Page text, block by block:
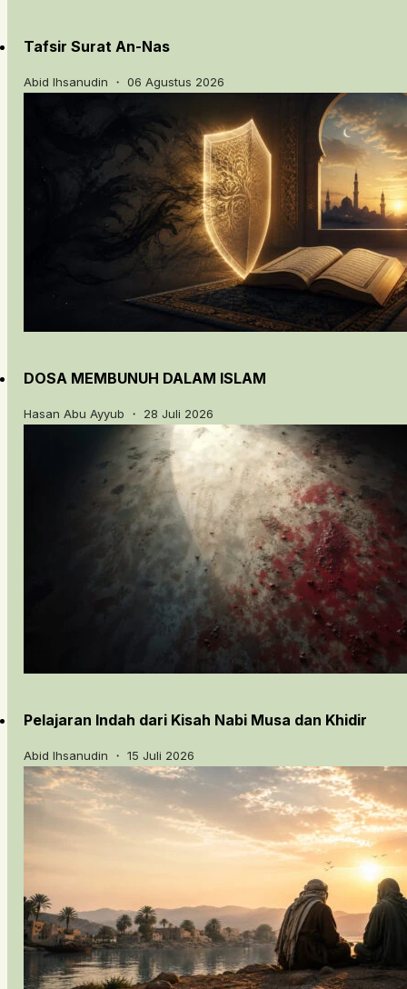
Tafsir Surat An-Nas
Abid Ihsanudin ・ 06 Agustus 2026
DOSA MEMBUNUH DALAM ISLAM
Hasan Abu Ayyub ・ 28 Juli 2026
Pelajaran Indah dari Kisah Nabi Musa dan Khidir
Abid Ihsanudin ・ 15 Juli 2026